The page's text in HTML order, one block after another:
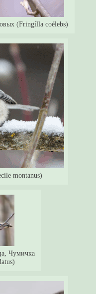
(Fringílla coélebs)
montanus)
Чумичка